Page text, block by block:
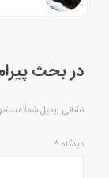
در بحث‌‌
نشانی ایمیل شما
دیدگاه*